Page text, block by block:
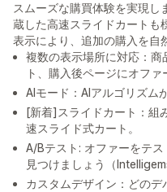
スムーズな購買体験を実現し
蔵した高速スライドカートも
表示により、追加の購入を自
複数の表示場所に対応：商
ト、購入後ページにオファ
AIモード：AIアルゴリズム
[新着]スライドカート：組
速スライド式カート。
A/Bテスト: オファーをテ
見つけましょう（
カスタムデザイン：どの